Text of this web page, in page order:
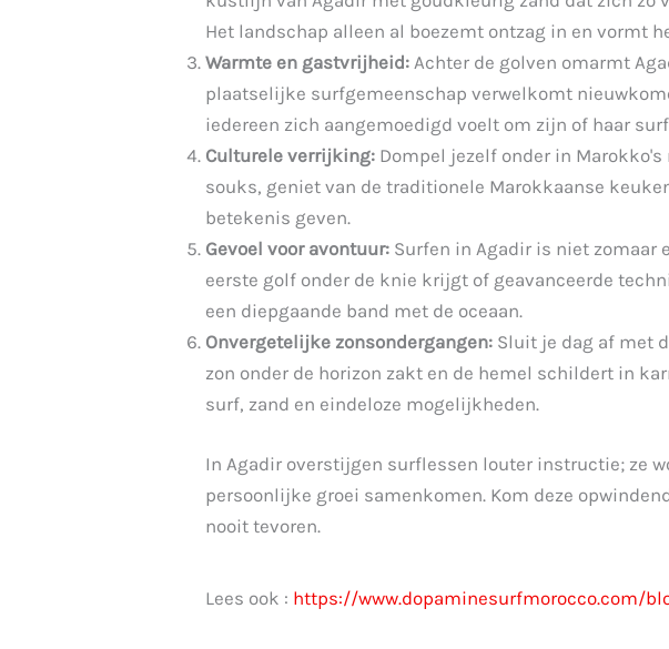
Het landschap alleen al boezemt ontzag in en vormt
Warmte en gastvrijheid: Achter de golven omarmt
plaatselijke surfgemeenschap verwelkomt
iedereen zich aangemoedigd voelt om zijn of haar
Culturele verrijking: Dompel jezelf onder in
souks, geniet van de traditionele Marokkaanse
betekenis geven.
Gevoel voor avontuur: Surfen in Agadir is niet zomaar
eerste golf onder de knie krijgt of geavanceerde
een diepgaande band met de oceaan.
Onvergetelijke zonsondergangen: Sluit je dag af met
zon onder de horizon zakt en de hemel schildert in
surf, zand en eindeloze mogelijkheden.
In Agadir overstijgen surflessen louter instructie; ze
persoonlijke groei samenkomen. Kom deze
nooit tevoren.
Lees ook : https://www.dopaminesurfmorocco.com/